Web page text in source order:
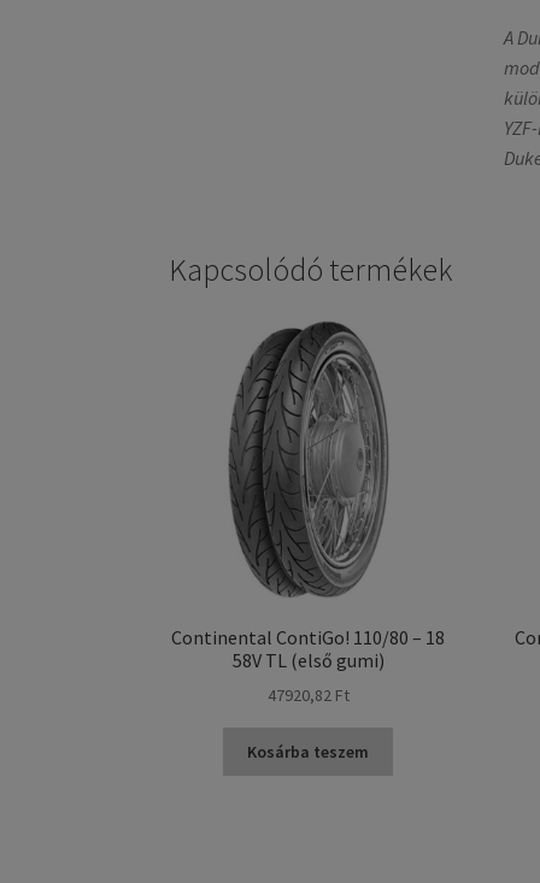
A
Kapcsolódó termékek
Continental ContiGo! 110/80 – 18
58V TL (első gumi)
47920,82 Ft
Kosárba teszem